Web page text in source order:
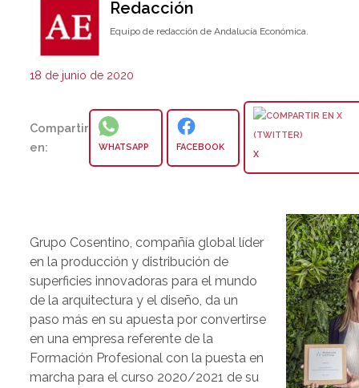
Redacción
Equipo de redacción de Andalucía Económica.
18 de junio de 2020
Compartir
en:
WHATSAPP FACEBOOK
X
Grupo Cosentino, compañía global líder
en la producción y distribución de
superficies innovadoras para el mundo
de la arquitectura y el diseño, da un
paso más en su apuesta por convertirse
en una empresa referente de la
Formación Profesional con la puesta en
marcha para el curso 2020/2021 de su